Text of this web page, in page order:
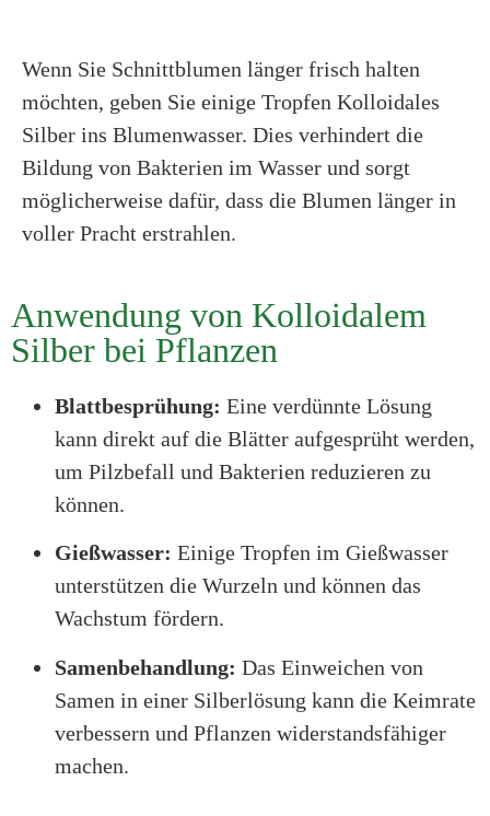
Wenn Sie Schnittblumen länger frisch halten
möchten, geben Sie einige Tropfen Kolloidales
Silber ins Blumenwasser. Dies verhindert die
Bildung von Bakterien im Wasser und sorgt
möglicherweise dafür, dass die Blumen länger in
voller Pracht erstrahlen.
Anwendung von Kolloidalem
Silber bei Pflanzen
Blattbesprühung: Eine verdünnte Lösung
kann direkt auf die Blätter aufgesprüht werden,
um Pilzbefall und Bakterien reduzieren zu
können.
Gießwasser: Einige Tropfen im Gießwasser
unterstützen die Wurzeln und können das
Wachstum fördern.
Samenbehandlung: Das Einweichen von
Samen in einer Silberlösung kann die Keimrate
verbessern und Pflanzen widerstandsfähiger
machen.